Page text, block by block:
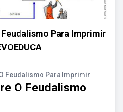
Para Imprimir
Feudalismo Para Imprimir
O Feudalismo